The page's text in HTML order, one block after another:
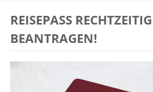
REISEPASS RECHTZEITIG
BEANTRAGEN!